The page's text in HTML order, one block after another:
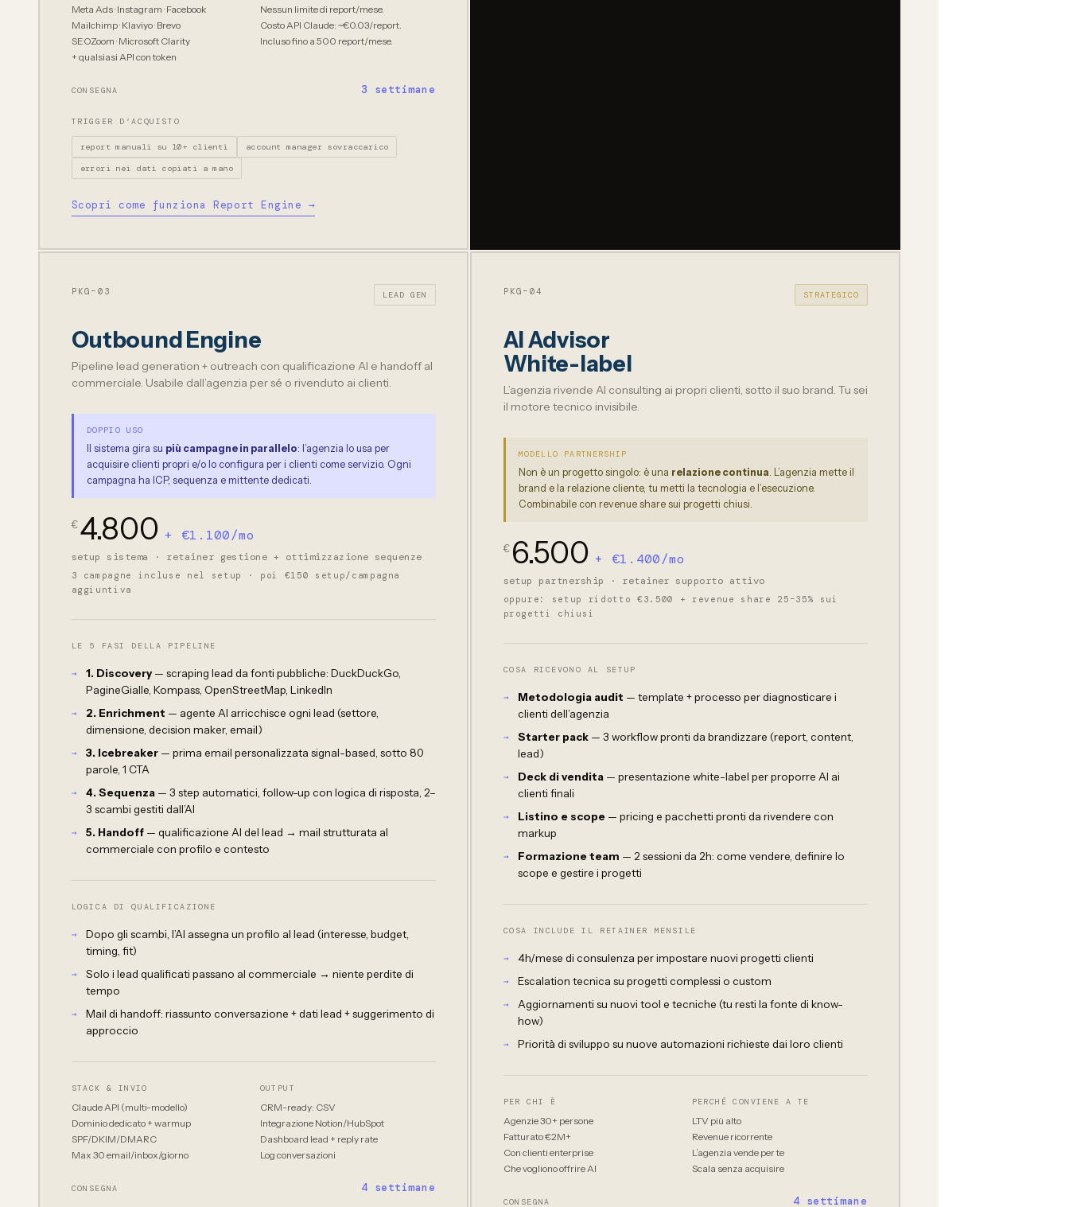
Meta Ads · Instagram · Facebook
Mailchimp · Klaviyo · Brevo
SEOZoom · Microsoft Clarity
+ qualsiasi API con token
Nessun limite di report/mese.
Costo API Claude: ~€0.03/report.
Incluso fino a 500 report/mese.
CONSEGNA 3 settimane
TRIGGER D’ACQUISTO
report manuali su 10+ clienti account manager sovraccarico
errori nei dati copiati a mano
Scopri come funziona Report Engine →
PKG–03 LEAD GEN
Outbound Engine
Pipeline lead generation + outreach con qualificazione AI e handoff al
commerciale. Usabile dall’agenzia per sé o rivenduto ai clienti.
DOPPIO USO
Il sistema gira su più campagne in parallelo: l’agenzia lo usa per
acquisire clienti propri e/o lo configura per i clienti come servizio. Ogni
campagna ha ICP, sequenza e mittente dedicati.
€4.800 + €1.100/mo
setup sistema · retainer gestione + ottimizzazione sequenze
3 campagne incluse nel setup · poi €150 setup/campagna
aggiuntiva
LE 5 FASI DELLA PIPELINE
1. Discovery— scraping lead da fonti pubbliche: DuckDuckGo,
PagineGialle, Kompass, OpenStreetMap, LinkedIn
2. Enrichment — agente AI arricchisce ogni lead (settore,
dimensione, decision maker, email)
3. Icebreaker— prima email personalizzata signal-based, sotto 80
parole, 1 CTA
4. Sequenza— 3 step automatici, follow-up con logica di risposta, 2–
3 scambi gestiti dall’AI
5. Handoff— qualificazione AI del lead → mail strutturata al
commerciale con profilo e contesto
LOGICA DI QUALIFICAZIONE
Dopo gli scambi, l’AI assegna un profilo al lead (interesse, budget,
timing, fit)
Solo i lead qualificati passano al commerciale → niente perdite di
tempo
Mail di handoff: riassunto conversazione + dati lead + suggerimento di
approccio
STACK & INVIO
Claude API (multi-modello)
Dominio dedicato + warmup
SPF/DKIM/DMARC
Max 30 email/inbox/giorno
OUTPUT
CRM-ready: CSV
Integrazione Notion/HubSpot
Dashboard lead + reply rate
Log conversazioni
CONSEGNA 4 settimane
PKG–04 STRATEGICO
AI Advisor
White-label
L’agenzia rivende AI consulting ai propri clienti, sotto il suo brand. Tu sei
il motore tecnico invisibile.
MODELLO PARTNERSHIP
Non è un progetto singolo: è una relazione continua. L’agenzia mette il
brand e la relazione cliente, tu metti la tecnologia e l’esecuzione.
Combinabile con revenue share sui progetti chiusi.
€ 6.500 + €1.400/mo
setup partnership · retainer supporto attivo
oppure: setup ridotto €3.500 + revenue share 25–35% sui
progetti chiusi
COSA RICEVONO AL SETUP
Metodologia audit — template + processo per diagnosticare i
clienti dell’agenzia
Starter pack— 3 workflow pronti da brandizzare (report, content,
lead)
Deck di vendita— presentazione white-label per proporre AI ai
clienti finali
Listino e scope — pricing e pacchetti pronti da rivendere con
markup
Formazione team — 2 sessioni da 2h: come vendere, definire lo
scope e gestire i progetti
COSA INCLUDE IL RETAINER MENSILE
4h/mese di consulenza per impostare nuovi progetti clienti
Escalation tecnica su progetti complessi o custom
Aggiornamenti su nuovi tool e tecniche (tu resti la fonte di know-
how)
Priorità di sviluppo su nuove automazioni richieste dai loro clienti
PER CHI È
Agenzie 30+ persone
Fatturato €2M+
Con clienti enterprise
Che vogliono offrire AI
PERCHÉ CONVIENE A TE
LTV più alto
Revenue ricorrente
L’agenzia vende per te
Scala senza acquisire
CONSEGNA 4 settimane